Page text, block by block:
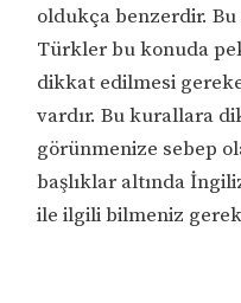
oldukça benzerdir.
Türkler bu konuda
dikkat edilmesi
vardır. Bu kurallara
görünmenize sebep
başlıklar altında
ile ilgili bilmeniz